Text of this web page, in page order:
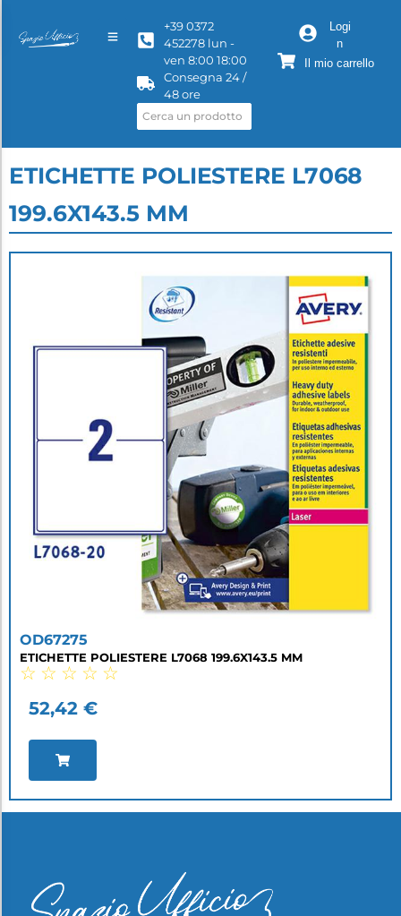
+39 0372
452278 lun -
ven 8:00 18:00
Consegna 24 /
48 ore
Logi
n
Il mio carrello
ETICHETTE POLIESTERE L7068
199.6X143.5 MM
OD67275
ETICHETTE POLIESTERE L7068 199.6X143.5 MM
☆ ☆ ☆ ☆ ☆
52,42 €